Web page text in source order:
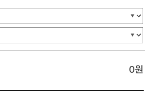
0원